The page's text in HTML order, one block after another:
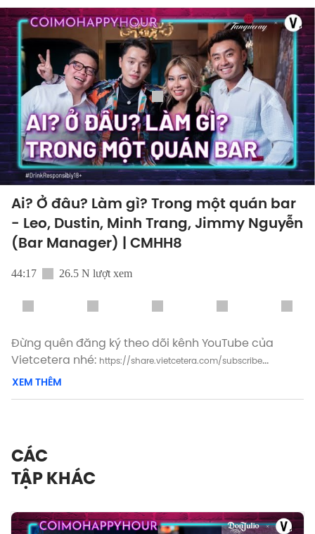
Ai? Ở đâu? Làm gì? Trong một quán bar
- Leo, Dustin, Minh Trang, Jimmy Nguyễn
(Bar Manager) | CMHH8
44:17 26.5 N lượt xem
Đừng quên đăng ký theo dõi kênh YouTube của
Vietcetera nhé: https://share.vietcetera.com/subscribe
● Super Thanks trên Youtube
● Patreon:
● Buy me a coffee:
—
XEM THÊM
CÁC
TẬP KHÁC